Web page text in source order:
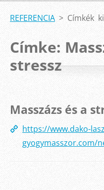
REFERENCIA > Címkék
Címke:
stressz
Masszázs és a
https://www.dako-
gyogymasszor.com/